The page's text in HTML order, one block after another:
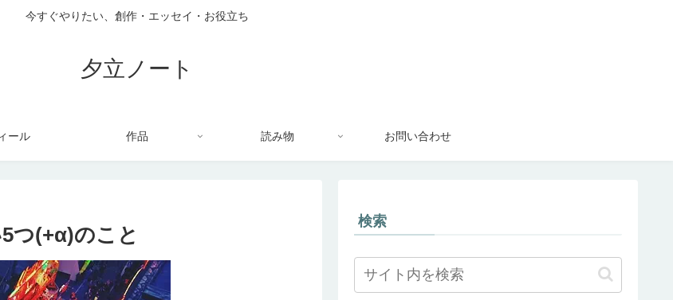
今すぐやりたい、創作・エッセイ・お役立ち
夕立ノート
ール 作品 読み物 お問い合わせ
つ(+α)のこと
検索